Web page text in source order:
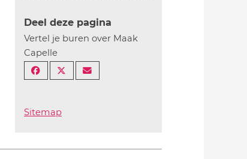
Deel deze pagina
Vertel je buren over Maak
Capelle
Sitemap